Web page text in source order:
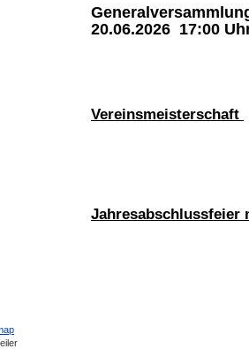
20.06.2026 17:00
Vereinsmeisterschaft
Jahresabschlussfeier